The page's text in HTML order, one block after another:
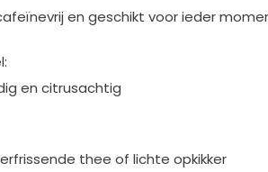
en geschikt voor ieder
en citrusachtig
thee of lichte opkikker